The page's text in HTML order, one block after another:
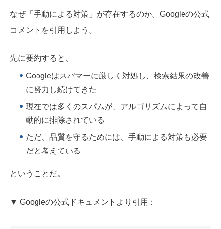
なぜ「手動による対策」が存在するのか。Googleの公式
コメントを引用しよう。
先に要約すると、
Googleはスパマーに厳しく対処し、検索結果の改善
に努力し続けてきた
現在では多くのスパムが、アルゴリズムによって自
動的に排除されている
ただ、品質を守るためには、手動による対策も必要
だと考えている
ということだ。
▼ Googleの公式ドキュメントより引用：